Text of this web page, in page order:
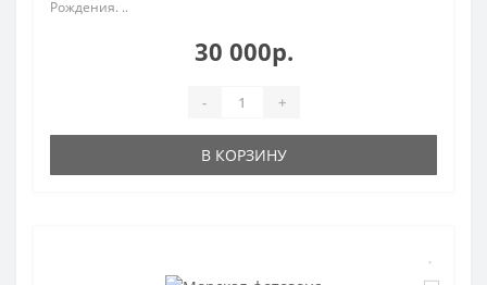
Рождения. ..
30 000р.
- +
В КОРЗИНУ